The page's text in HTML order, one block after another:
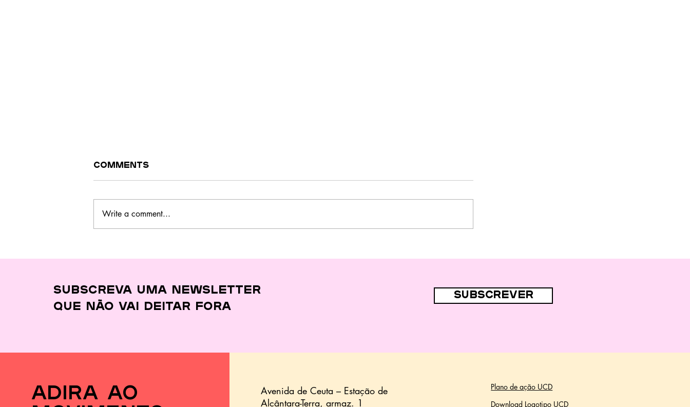
desperdiçar quase
nada
Comments
Write a comment...
Subscreva uma newsletter
que não vai deitar fora
subscrever
adira ao
Avenida de Ceuta – Estação de
Alcântara-Terra, armaz. 1
Plano de ação UCD
Download Logotipo UCD